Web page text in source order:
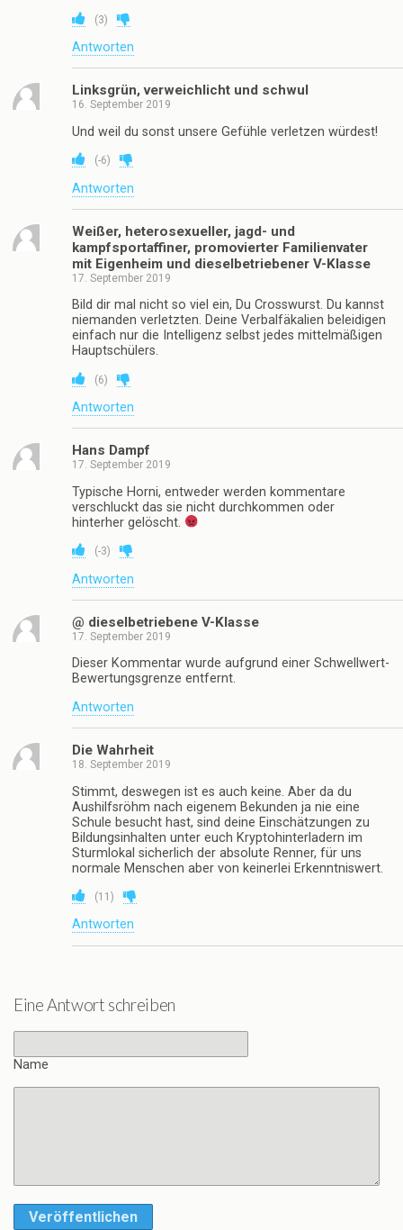
(3)
Antworten
Linksgrün, verweichlicht und schwul
16. September 2019
Und weil du sonst unsere Gefühle verletzen würdest!
(-6)
Antworten
Weißer, heterosexueller, jagd- und
kampfsportaffiner, promovierter Familienvater
mit Eigenheim und dieselbetriebener V-Klasse
17. September 2019
Bild dir mal nicht so viel ein, Du Crosswurst. Du kannst
niemanden verletzten. Deine Verbalfäkalien beleidigen
einfach nur die Intelligenz selbst jedes mittelmäßigen
Hauptschülers.
(6)
Antworten
Hans Dampf
17. September 2019
Typische Horni, entweder werden kommentare
verschluckt das sie nicht durchkommen oder
hinterher gelöscht.
(-3)
Antworten
@ dieselbetriebene V-Klasse
17. September 2019
Dieser Kommentar wurde aufgrund einer Schwellwert-
Bewertungsgrenze entfernt.
Antworten
Die Wahrheit
18. September 2019
Stimmt, deswegen ist es auch keine. Aber da du
Aushilfsröhm nach eigenem Bekunden ja nie eine
Schule besucht hast, sind deine Einschätzungen zu
Bildungsinhalten unter euch Kryptohinterladern im
Sturmlokal sicherlich der absolute Renner, für uns
normale Menschen aber von keinerlei Erkenntniswert.
(11 )
Antworten
Eine Antwort schreiben
Name
Veröffentlichen